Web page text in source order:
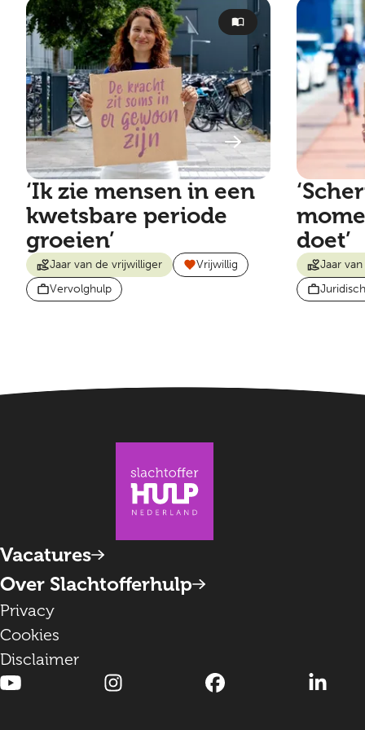
‘Ik zie mensen in een
kwetsbare periode
groeien’
Jaar van de vrijwilliger
Vrijwillig
Vervolghulp
doet’
Jaar
Vacatures
Over Slachtofferhulp
Privacy
Cookies
Disclaimer